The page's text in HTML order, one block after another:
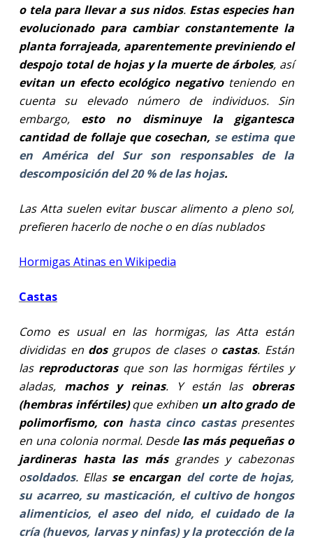
o tela para llevar a sus nidos. Estas especies han
evolucionado para cambiar constantemente la
planta forrajeada, aparentemente previniendo el
despojo total de hojas y la muerte de árboles, así
evitan un efecto ecológico negativoteniendo en
cuenta su elevado número de individuos. Sin
embargo, esto no disminuye la gigantesca
cantidad de follaje que cosechan, se estima que
en América del Sur son responsables de la
descomposición del 20 % de las hojas.
Las Atta suelen evitar buscar alimento a pleno sol,
prefieren hacerlo de noche o en días nublados
Hormigas Atinas en Wikipedia
Castas
Como es usual en las hormigas, las Atta están
divididas en dosgrupos de clases o castas. Están
las reproductorasque son las hormigas fértiles y
aladas, machos y reinas. Y están las obreras
(hembras infértiles)que exhiben un alto grado de
polimorfismo, con hasta cinco castas presentes
en una colonia normal. Desde las más pequeñas o
jardineras hasta las más grandes y cabezonas
osoldados. Ellas se encargan del corte de hojas,
su acarreo, su masticación, el cultivo de hongos
alimenticios, el aseo del nido, el cuidado de la
cría (huevos, larvas y ninfas) y la protección de la